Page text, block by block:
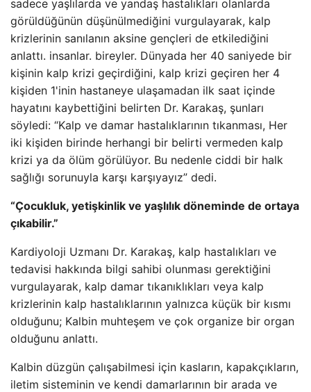
sadece yaşlılarda ve yandaş hastalıkları olanlarda
görüldüğünün düşünülmediğini vurgulayarak, kalp
krizlerinin sanılanın aksine gençleri de etkilediğini
anlattı. insanlar. bireyler. Dünyada her 40 saniyede bir
kişinin kalp krizi geçirdiğini, kalp krizi geçiren her 4
kişiden 1'inin hastaneye ulaşamadan ilk saat içinde
hayatını kaybettiğini belirten Dr. Karakaş, şunları
söyledi: “Kalp ve damar hastalıklarının tıkanması, Her
iki kişiden birinde herhangi bir belirti vermeden kalp
krizi ya da ölüm görülüyor. Bu nedenle ciddi bir halk
sağlığı sorunuyla karşı karşıyayız” dedi.
“Çocukluk, yetişkinlik ve yaşlılık döneminde de ortaya
çıkabilir.”
Kardiyoloji Uzmanı Dr. Karakaş, kalp hastalıkları ve
tedavisi hakkında bilgi sahibi olunması gerektiğini
vurgulayarak, kalp damar tıkanıklıkları veya kalp
krizlerinin kalp hastalıklarının yalnızca küçük bir kısmı
olduğunu; Kalbin muhteşem ve çok organize bir organ
olduğunu anlattı.
Kalbin düzgün çalışabilmesi için kasların, kapakçıkların,
iletim sisteminin ve kendi damarlarının bir arada ve